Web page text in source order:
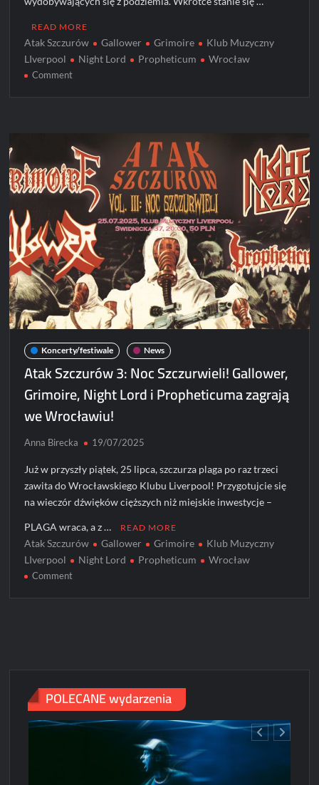
READ MORE
Atak Szczurów Gallower Grimoire
Klub Muzyczny
LIverpool
Night Lord Propheticum Wrocław
Commenton
Wrocławskim
Klubie
Liverpool
[ZDJĘCIA]
Koncerty/festiwale News
Atak Szczurów 3: Noc Szczurwieli! Gallower,
Grimoire, Night Lord i Propheticuma zagrają
we Wrocławiu!
Anna Birecka 19/07/2025
Już w przyszły piątek, 25 lipca, szczurza plaga po raz trzeci
zawita do Wrocławskiego Klubu Liverpool! Przygotujcie się
na wieczór dźwięków cięższych niż miejskie inwestycje –
PLAGA wraca, a z … READ MORE
Atak Szczurów Gallower Grimoire
Klub Muzyczny
LIverpool
Night Lord Propheticum Wrocław
Commenton
Night
POLECANE wydarzenia